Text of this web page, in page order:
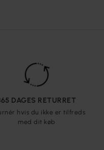
DAGES RETURRET
hvis du ikke er tilfreds
med dit køb